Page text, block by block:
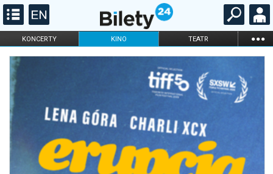
KONCERTY KINO TEATR ...
FILHARMONIA OPERA I BALET
KARNETY